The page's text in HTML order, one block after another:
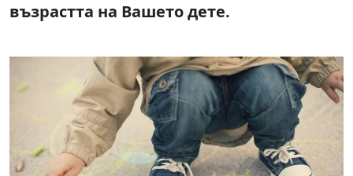
възрастта на Вашето дете.